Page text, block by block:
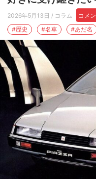
2026年5月13日 / コラム コメ
#歴史
#名車 #あだ名